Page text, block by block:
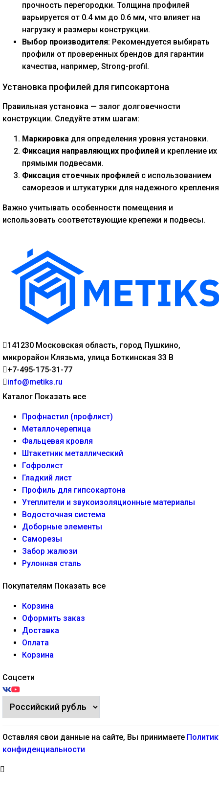
прочность перегородки. Толщина профилей
варьируется от 0.4 мм до 0.6 мм, что влияет на
нагрузку и размеры конструкции.
Выбор производителя: Рекомендуется выбирать
профили от проверенных брендов для гарантии
качества, например, Strong-profil.
Установка профилей для гипсокартона
Правильная установка — залог долговечности
конструкции. Следуйте этим шагам:
Маркировка для определения уровня установки.
Фиксация направляющих профилей и крепление их
прямыми подвесами.
Фиксация стоечных профилей с использованием
саморезов и штукатурки для надежного
Важно учитывать особенности помещения и
использовать соответствующие крепежи и подвесы.
141230 Московская область, город Пушкино,
микрорайон Клязьма, улица Боткинская 33 В
+7-495-175-31-77
info@metiks.ru
Каталог Показать все
Профнастил (профлист)
Металлочерепица
Фальцевая кровля
Штакетник металлический
Гофролист
Гладкий лист
Профиль для гипсокартона
Утеплители и звукоизоляционные материалы
Водосточная система
Доборные элементы
Саморезы
Забор жалюзи
Рулонная сталь
Покупателям Показать все
Корзина
Оформить заказ
Доставка
Оплата
Корзина
Соцсети
Оставляя свои данные на сайте, Вы принимаете
конфиденциальности